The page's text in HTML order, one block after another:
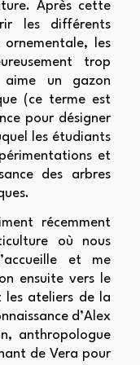
Après cette
les différents
ornementale, les
trop
un gazon
(ce terme est
pour désigner
les étudiants
et
des arbres
récemment
où nous
et me
ensuite vers le
les ateliers de la
d’Alex
anthropologue
de Vera pour